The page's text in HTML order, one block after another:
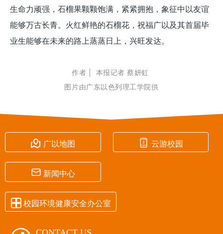
生命力顽强，石榴果颗颗饱满，紧紧拥抱，象征中以友谊
能够万古长青。火红鲜艳的石榴花，祝福广以及其首届毕
业生能够在未来的路上蒸蒸日上，兴旺发达。
作者 | 本报记者 蔡妍虹
图片由广东以色列理工学院供
 广以地图  云游校园
 新闻中心
 校园环境健康安全办公室